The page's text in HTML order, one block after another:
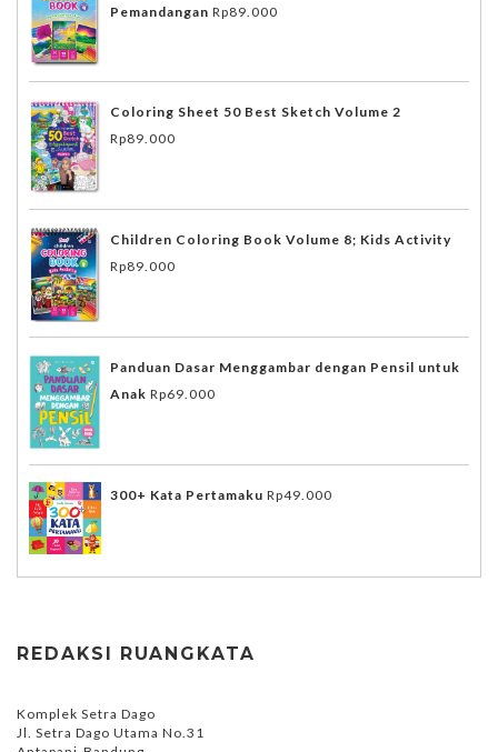
Pemandangan Rp89.000
Coloring Sheet 50 Best Sketch Volume 2
Rp89.000
Children Coloring Book Volume 8; Kids Activity
Rp89.000
Panduan Dasar Menggambar dengan Pensil untuk
Anak Rp69.000
300+ Kata Pertamaku Rp49.000
REDAKSI RUANGKATA
Komplek Setra Dago
Jl. Setra Dago Utama No.31